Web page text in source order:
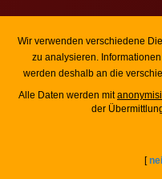
Wir verwenden verschiedene
zu analysieren.
werden deshalb an die
Alle Daten werden mit
der
[